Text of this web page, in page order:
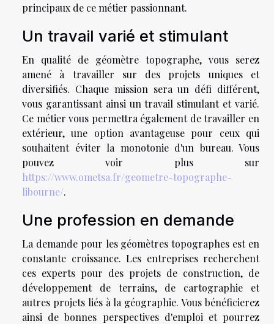
principaux de ce métier passionnant.
Un travail varié et stimulant
En qualité de géomètre topographe, vous serez
amené à travailler sur des projets uniques et
diversifiés. Chaque mission sera un défi différent,
vous garantissant ainsi un travail stimulant et varié.
Ce métier vous permettra également de travailler en
extérieur, une option avantageuse pour ceux qui
souhaitent éviter la monotonie d'un bureau. Vous
pouvez voir plus sur
https://www.ometsa.fr/geometre-topographe-
libourne/.
Une profession en demande
La demande pour les géomètres topographes est en
constante croissance. Les entreprises recherchent
ces experts pour des projets de construction, de
développement de terrains, de cartographie et
autres projets liés à la géographie. Vous bénéficierez
ainsi de bonnes perspectives d'emploi et pourrez